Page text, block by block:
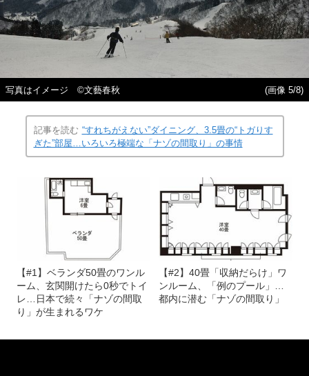
写真はイメージ ©文藝春秋 (画像 5/8)
記事を読む “すれちがえない”ダイニング、3.5畳の“トガりす
ぎた”部屋…いろいろ極端な「ナゾの間取り」の事情
【#1】ベランダ50畳のワンル
ーム、玄関開けたら0秒でトイ
レ…日本で続々「ナゾの間取
り」が生まれるワケ
【#2】40畳「収納だらけ」ワ
ンルーム、「例のプール」…
都内に潜む「ナゾの間取り」